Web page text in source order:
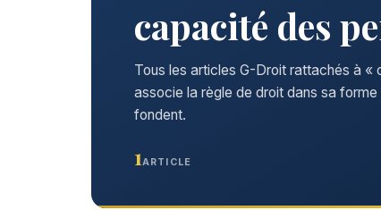
capacité des
Tous les articles G-Droit rattachés à «
associe la règle de droit dans sa
fondent.
1 ARTICLE